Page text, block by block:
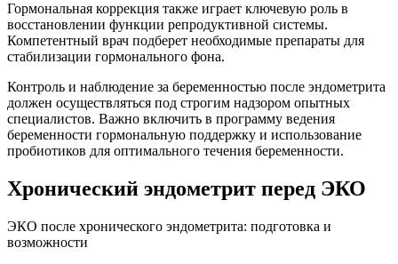
Гормональная коррекция также играет ключевую роль в
восстановлении функции репродуктивной системы.
Компетентный врач подберет необходимые препараты для
стабилизации гормонального фона.
Контроль и наблюдение за беременностью после эндометрита
должен осуществляться под строгим надзором опытных
специалистов. Важно включить в программу ведения
беременности гормональную поддержку и использование
пробиотиков для оптимального течения беременности.
Хронический эндометрит перед ЭКО
ЭКО после хронического эндометрита: подготовка и
возможности